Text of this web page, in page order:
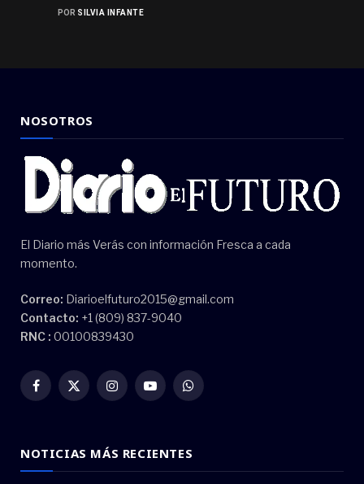
POR SILVIA INFANTE
NOSOTROS
El Diario más Verás con información Fresca a cada
momento.
Correo: Diarioelfuturo2015@gmail.com
Contacto: +1 (809) 837-9040
RNC : 00100839430
Facebook
X
InstagramYouTubeWhatsApp
NOTICIAS MÁS RECIENTES